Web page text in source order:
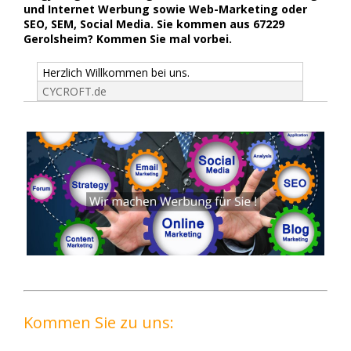
und Internet Werbung sowie Web-Marketing oder
SEO, SEM, Social Media. Sie kommen aus 67229
Gerolsheim? Kommen Sie mal vorbei.
Herzlich Willkommen bei uns.
CYCROFT.de
Kommen Sie zu uns: